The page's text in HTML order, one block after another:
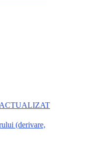
ACTUALIZAT
(derivare,